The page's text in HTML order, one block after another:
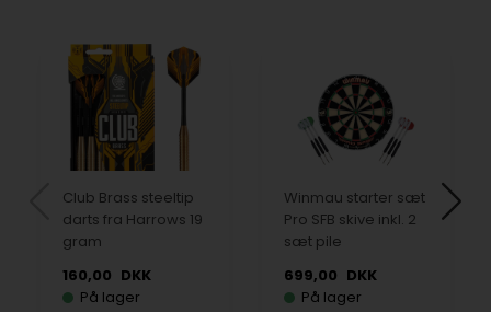
Club Brass steeltip
darts fra Harrows 19
gram
160,00 DKK
På lager
Winmau starter sæt
Pro SFB skive inkl. 2
sæt pile
699,00 DKK
På lager